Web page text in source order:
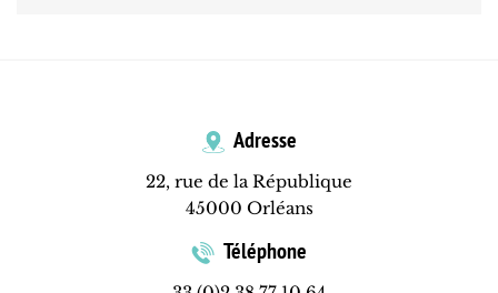
Adresse
22, rue de la République
45000 Orléans
Téléphone